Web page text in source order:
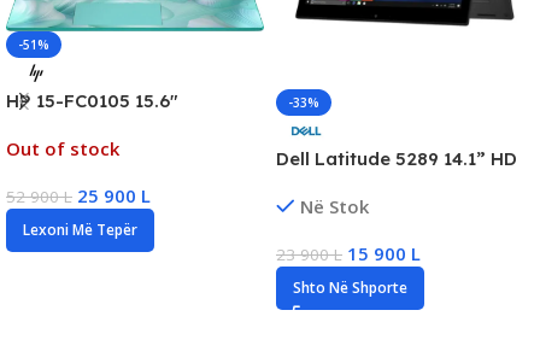
-51%
HP 15-FC0105 15.6″
Laptop, AMD Athlon Silver
AMD Radeon 610M, New
Out of stock
52 900L 25 900 L
Lexoni Më Tepër
-33%
Dell Latitude 5289 14.1” HD
Gen7, 8GB DDR4, 256GB SSD
Në Stok
23 900L 15 900 L
Shto Në Shporte